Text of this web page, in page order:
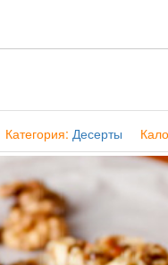
Категория: Десерты